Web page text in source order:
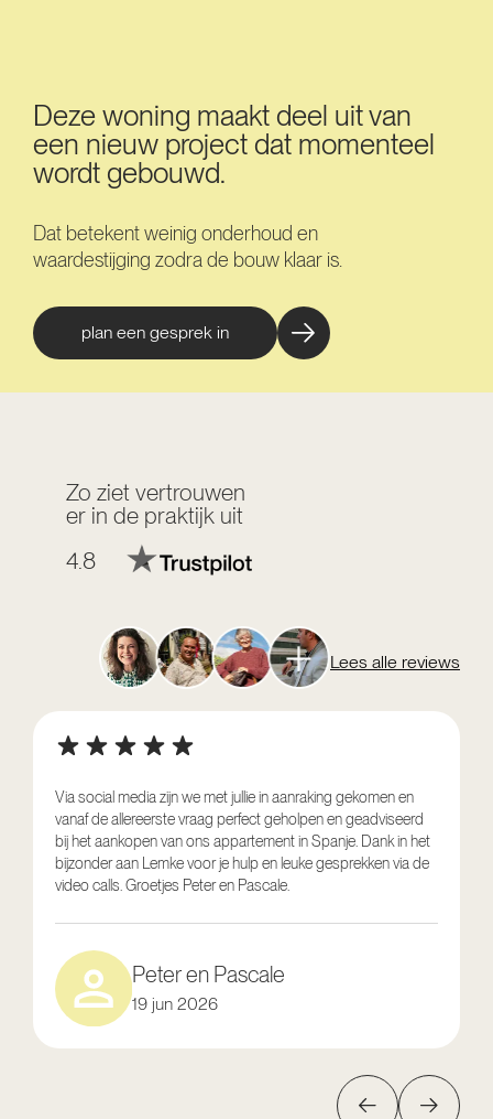
Deze woning maakt deel uit van
een nieuw project dat momenteel
wordt gebouwd.
Dat betekent weinig onderhoud en
waardestijging zodra de bouw klaar is.
plan een gesprek in
Zo ziet vertrouwen
er in de praktijk uit
4.8
Lees alle reviews
Via social media zijn we met jullie in aanraking gekomen en
vanaf de allereerste vraag perfect geholpen en geadviseerd
bij het aankopen van ons appartement in Spanje. Dank in het
bijzonder aan Lemke voor je hulp en leuke gesprekken via de
video calls. Groetjes Peter en Pascale.
Peter en Pascale
19 jun 2026